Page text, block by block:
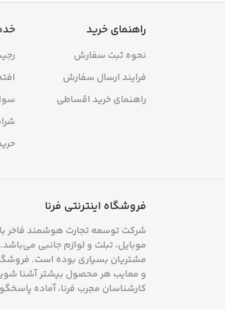
خستگی دست‌ها
تضمین‌کننده بهره‌وری
راهنمای خرید
نحوه ثبت سفارش
فرایند ارسال سفارش
راهنمای خرید اقساطی
فروشگاه اینترنتی فرنا
شرکت توسعه تجارت هوشمند فاخر با
موبایل، تبلت و لوازم جانبی
مشتریان بسیاری بوده است. فروشگاه
و معایب هر محصول بیشتر آشنا
کارشناسان مجرب فرنا، آماده